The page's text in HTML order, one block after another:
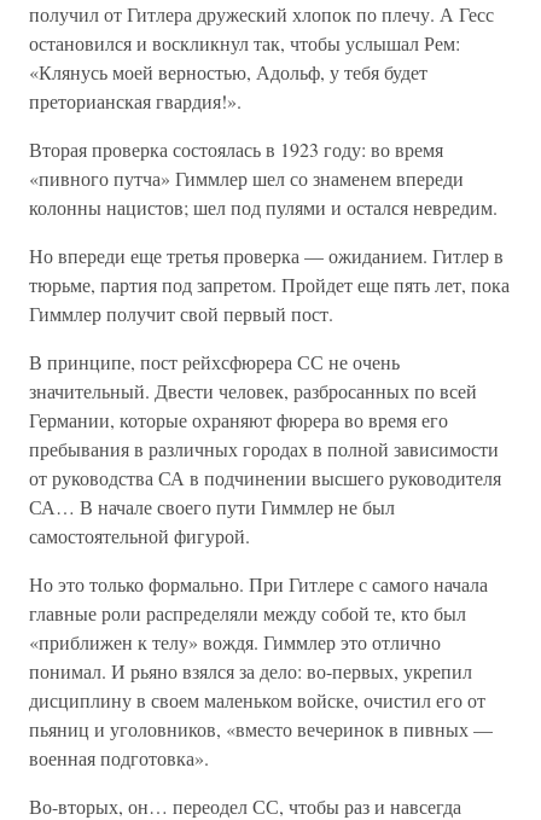
получил от Гитлера дружеский хлопок по плечу. А Гесс
остановился и воскликнул так, чтобы услышал Рем:
«Клянусь моей верностью, Адольф, у тебя будет
преторианская гвардия!».
Вторая проверка состоялась в 1923 году: во время
«пивного путча» Гиммлер шел со знаменем впереди
колонны нацистов; шел под пулями и остался невредим.
Но впереди еще третья проверка — ожиданием. Гитлер в
тюрьме, партия под запретом. Пройдет еще пять лет, пока
Гиммлер получит свой первый пост.
В принципе, пост рейхсфюрера СС не очень
значительный. Двести человек, разбросанных по всей
Германии, которые охраняют фюрера во время его
пребывания в различных городах в полной зависимости
от руководства СА в подчинении высшего руководителя
СА… В начале своего пути Гиммлер не был
самостоятельной фигурой.
Но это только формально. При Гитлере с самого начала
главные роли распределяли между собой те, кто был
«приближен к телу» вождя. Гиммлер это отлично
понимал. И рьяно взялся за дело: во-первых, укрепил
дисциплину в своем маленьком войске, очистил его от
пьяниц и уголовников, «вместо вечеринок в пивных —
военная подготовка».
Во-вторых, он… переодел СС, чтобы раз и навсегда